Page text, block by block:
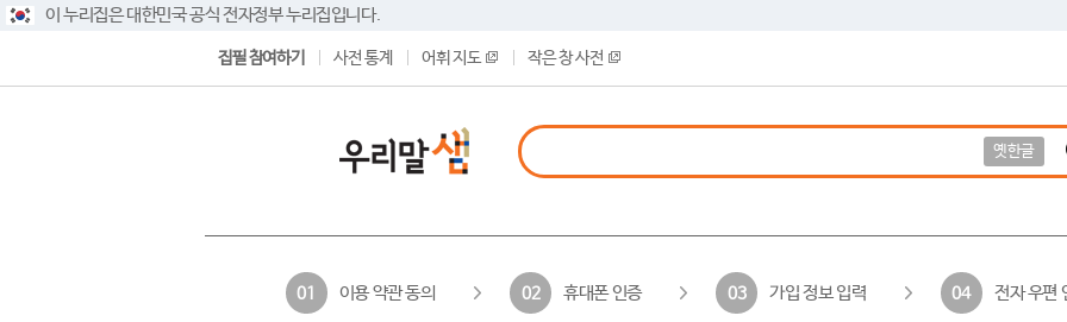
이 누리집은 대한민국 공식 전자정부 누리집입니다.
집필 참여하기 사전 통계 어휘 지도 작은 창 사전
옛한글
01 이용 약관 동의 02 휴대폰 인증 03 가입 정보 입력 04 전자 우편